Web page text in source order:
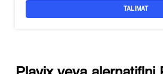
TALIMAT